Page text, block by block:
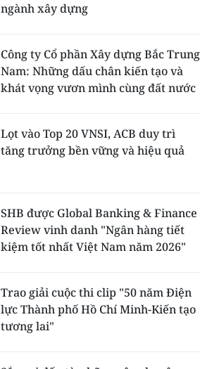
ngành xây dựng
Công ty Cổ phần Xây dựng Bắc Trung
Nam: Những dấu chân kiến tạo và
khát vọng vươn mình cùng đất nước
Lọt vào Top 20 VNSI, ACB duy trì
tăng trưởng bền vững và hiệu quả
SHB được Global Banking & Finance
Review vinh danh "Ngân hàng tiết
kiệm tốt nhất Việt Nam năm 2026"
Trao giải cuộc thi clip "50 năm Điện
lực Thành phố Hồ Chí Minh-Kiến tạo
tương lai"